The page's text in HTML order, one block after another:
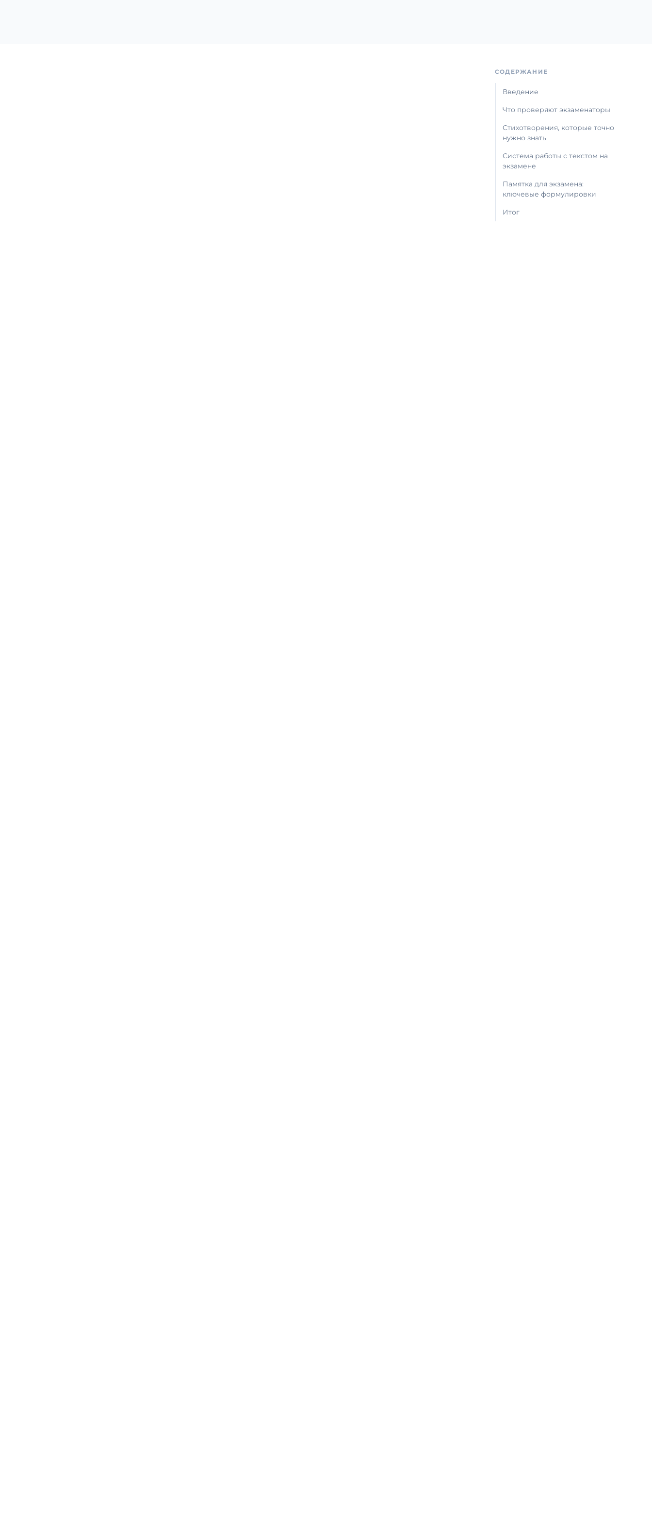
СОДЕРЖАНИЕ
Введение
Что проверяют экзаменаторы
Стихотворения, которые точно
нужно знать
Система работы с текстом на
экзамене
Памятка для экзамена:
ключевые формулировки
Итог